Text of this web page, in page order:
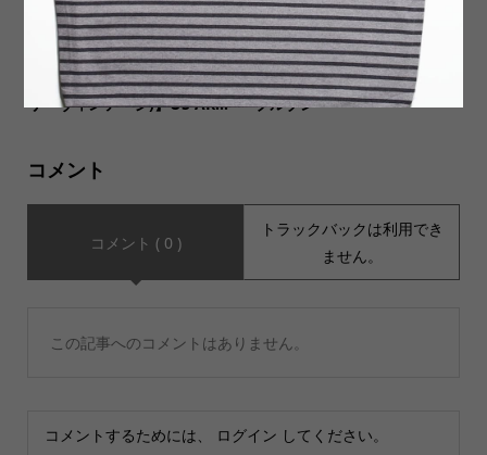
【before half century Vinta
ges(ビフォーハーフセンチュ
リーヴィンテージ)】US AR...
【ämne アンヌ】QUILT ride
rs blouson キルトライダース
ブルゾン
コメント
コメント ( 0 )
トラックバックは利用でき
ません。
この記事へのコメントはありません。
コメントするためには、 ログイン してください。